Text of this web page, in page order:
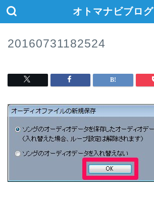
オトマナビブログ
20160731182524